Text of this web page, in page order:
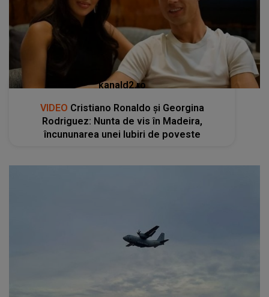
kanald2.ro
VIDEO Cristiano Ronaldo și Georgina
Rodriguez: Nunta de vis în Madeira,
încununarea unei Iubiri de poveste